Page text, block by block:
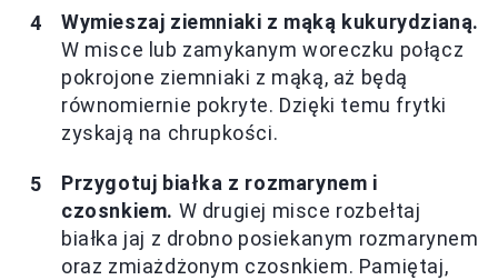
Wymieszaj ziemniaki z mąką kukurydzianą.
W misce lub zamykanym woreczku połącz
pokrojone ziemniaki z mąką, aż będą
równomiernie pokryte. Dzięki temu frytki
zyskają na chrupkości.
Przygotuj białka z rozmarynem i
czosnkiem. W drugiej misce rozbełtaj
białka jaj z drobno posiekanym rozmarynem
oraz zmiażdżonym czosnkiem. Pamiętaj,